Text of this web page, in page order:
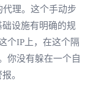
代理。这个手动步
设施有明确的规
个IP上，在这个隔
你没有躲在一个自
。